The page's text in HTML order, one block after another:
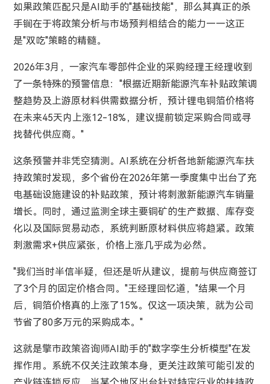
如果政策匹配只是AI助手的"基础技能"，那么其真正的杀
手锏在于将政策分析与市场预判相结合的能力——这正
是"双吃"策略的精髓。
2026年3月，一家汽车零部件企业的采购经理王经理收到
了一条特殊的预警信息："根据近期新能源汽车补贴政策调
整趋势及上游原材料供需数据分析，预计锂电铜箔价格将
在未来45天内上涨12-18%，建议提前锁定采购合同或寻
找替代供应商。"
这条预警并非凭空猜测。AI系统在分析各地新能源汽车扶
持政策时发现，多个省份在2026年第一季度集中出台了充
电基础设施建设的补贴政策，预计将刺激新能源汽车销量
增长。同时，通过监测全球主要铜矿的生产数据、库存变
化以及国际贸易动态，系统判断原材料供应将趋紧。政策
刺激需求+供应紧张，价格上涨几乎成为必然。
"我们当时半信半疑，但还是听从建议，提前与供应商签订
了3个月的固定价格合同。"王经理回忆道，"结果一个月
后，铜箔价格真的上涨了15%。仅这一项决策，就为公司
节省了80多万元的采购成本。"
这就是擎市政策咨询师AI助手的"数字孪生分析模型"在发
挥作用。系统不仅关注政策本身，更关注政策可能引发的